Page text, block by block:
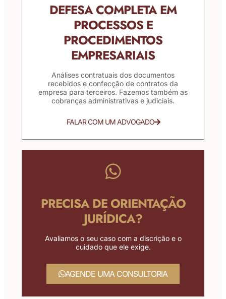
DEFESA COMPLETA EM
PROCESSOS E
PROCEDIMENTOS
EMPRESARIAIS
Análises contratuais dos documentos
recebidos e confecção de contratos da
empresa para terceiros. Fazemos também as
cobranças administrativas e judiciais.
FALAR COM UM ADVOGADO
PRECISA DE ORIENTAÇÃO
JURÍDICA?
Avaliamos o seu caso com a discrição e o
cuidado que ele exige.
AGENDE UMA CONSULTORIA